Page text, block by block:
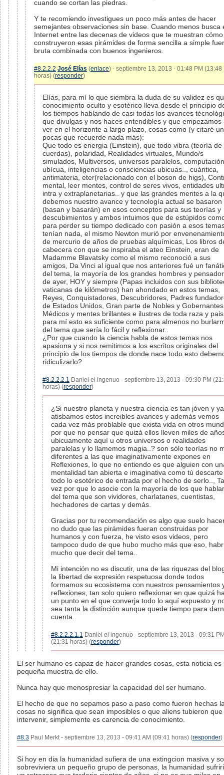
cuando se cortan las piedras.
Y te recomiendo investigues un poco más antes de hacer
semejantes observaciones sin base. Cuando menos busca
Internet entre las decenas de videos que te muestran
construyeron esas pirámides de forma sencilla a simple
bruta combinada con buenos ingenieros.
#8.2.2.2 José Elías (enlace) - septiembre 13, 2013 - 01:48 PM (13:48
horas) (responder)
Elías, para mí lo que siembra la duda de su validez es
conocimiento oculto y esotérico lleva desde el principio
los tiempos hablando de casi todas los avances
que divulgas y nos haces entendibles y que empezamos
ver en el horizonte a largo plazo, cosas como (y citaré
pocas que recuerde nada más):
Que todo es energia (Einstein), que todo vibra (teoría de
cuerdas), polaridad, Realidades virtuales, Mundo/s
simulados, Multiversos, universos paralelos, computación
ubícua, inteligencias o consciencias ubicuas.., cuántica,
antimateria, eter(relacionado con el boson de higs),
mental, leer mentes, control de seres vivos, entidades
intra y extraplanetarias.. y que las grandes mentes a la
debemos nuestro avance y tecnología actual se basaron
(basan y basarán) en esos conceptos para sus teorías y
descubimientos y ambos intuimos que de estúpidos
para perder su tiempo dedicado con pasión a esos
tenían nada, el mismo Newton murió por
de mercurio de años de pruebas alquímicas, Los libros
cabecera con que se inspiraba el ateo Einstein, eran de
Madamme Blavatsky como el mismo reconoció a sus
amigos, Da Vinci al igual que nos anteriores fué un
del tema, la mayoría de los grandes hombres y
de ayer, HOY y siempre (Papas incluidos con sus
vaticanas de kilómetros) han ahondado en estos temas,
Reyes, Conquistadores, Descubridores, Padres
de Estados Unidos, Gran parte de Nobles y
Médicos y mentes brillantes e ilustres de toda raza y pais
para mí esto es suficiente como para almenos no
del tema que sería lo fácil y reflexionar..
¿Por que cuando la ciencia habla de estos temas nos
apasiona y si nos remitimos a los escritos originales del
principio de los tiempos de donde nace todo esto
ridiculizarlo?
#8.2.2.2.1 Daniel el ingenuo - septiembre 13, 2013 - 09:30 PM
horas) (responder)
¿Si nuestro planeta y nuestra ciencia es tan jóven y ya
atisbamos estos increibles avances y además vemos
cada vez más problable que exista vida en otros
por que no pensar que quizá ellos lleven miles de
ubicuamente aquí u otros universos o realidades
paralelas y lo llamemos magia..? son sólo teorías no
diferentes a las que imaginativamente expones en
Reflexiones, lo que no entiendo es que alguien con
mentalidad tan abierta e imaginativa como tú descarte
todo lo esotérico de entrada por el hecho de serlo..,
vez por que lo asocie con la mayoría de los que
del tema que son vividores, charlatanes, cuentistas,
hechadores de cartas y demás.
Gracias por tu recomendación es algo que suelo
no dudo que las pirámides fueran construidas por
humanos y con fuerza, he visto esos videos, pero
tampoco dudo de que hubo mucho más que eso,
mucho que decir del tema..
Mi intención no es discutir, una de las riquezas del
la libertad de expresión respetuosa donde todos
formamos su ecosistema con nuestros pensamientos
reflexiones, tan solo quiero reflexionar en que quizá
un punto en el que converja todo lo aquí expuesto y
sea tanta la distinción aunque quede tiempo para
cuenta..
#8.2.2.2.1.1 Daniel el ingenuo - septiembre 13, 2013 - 09:31
(21:31 horas) (responder)
El ser humano es capaz de hacer grandes cosas, esta noticia es
pequeña muestra de ello.
Nunca hay que menospresiar la capacidad del ser humano.
El hecho de que no sepamos paso a paso como fueron hechas
cosas no significa que sean imposibles o que aliens tubieron que
intervenir, simplemente es carencia de conocimiento.
#8.3 Paul Merkt - septiembre 13, 2013 - 09:41 AM (09:41 horas) (responder)
Si hoy en dia la humanidad sufiera de una extingcion masiva y
sobreviviera un pequeño grupo de personas, la humanidad